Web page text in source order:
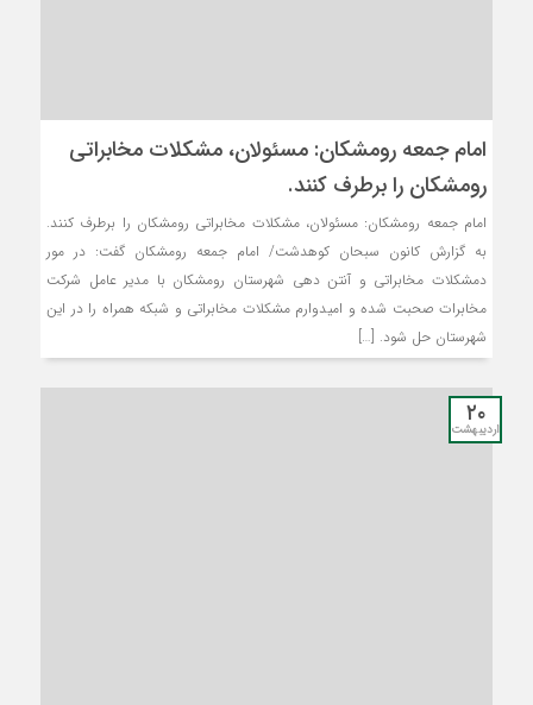
امام جمعه رومشکان: مسئولان، مشکلات مخابراتی
رومشکان را برطرف کنند.
امام جمعه رومشکان: مسئولان، مشکلات مخابراتی رومشکان را برطرف کنند.
به گزارش کانون سبحان کوهدشت/ امام جمعه رومشکان گفت: در مور
دمشکلات مخابراتی و آنتن دهی شهرستان رومشکان با مدیر عامل شرکت
مخابرات صحبت شده و امیدوارم مشکلات مخابراتی و شبکه همراه را در این
شهرستان حل شود. […]
۲۰
اردیبهشت